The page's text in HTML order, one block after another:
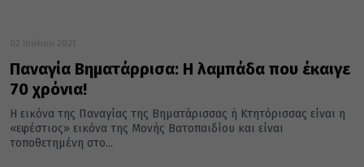
02 Ιουλίου 2021
Παναγία Βηματάρρισα: Η λαμπάδα που έκαιγε
70 χρόνια!
Η εικόνα της Παναγίας της Βηματάρισσας ή Κτητόρισσας είναι η
«εφέστιος» εικόνα της Μονής Βατοπαιδίου και είναι
τοποθετημένη στο...